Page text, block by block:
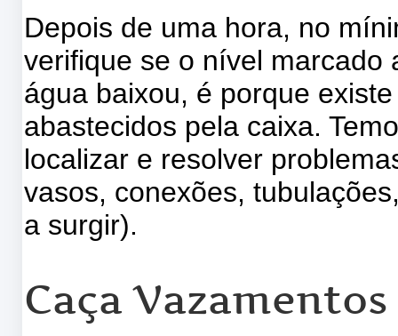
Depois de uma hora, no
verifique se o nível marcado
água baixou, é porque
abastecidos pela caixa.
localizar e resolver
vasos, conexões,
a surgir).
Caça